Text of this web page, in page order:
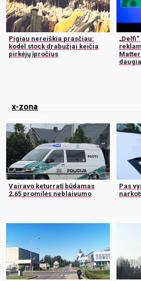
Pigiau nereiškia prasčiau:
kodėl stock drabužiai keičia
pirkėjų įpročius
x-zona
Vairavo keturratį būdamas
2,65 promilės neblaivumo
Pas